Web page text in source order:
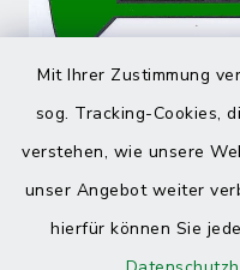
Mit Ihrer Zustimmung
sog. Tracking-Cookies,
verstehen, wie unsere
unser Angebot weiter
hierfür können Sie